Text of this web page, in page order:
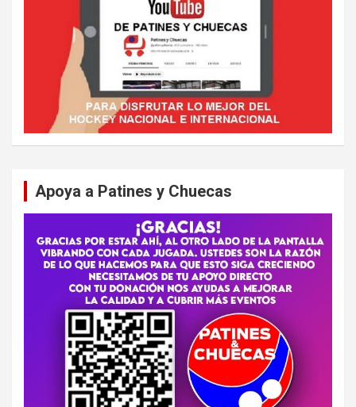
Apoya a Patines y Chuecas